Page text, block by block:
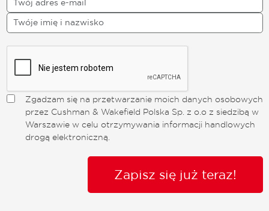
Zgadzam się na przetwarzanie moich danych osobowych
przez Cushman & Wakefield Polska Sp. z o.o z siedzibą w
Warszawie w celu otrzymywania informacji handlowych
drogą elektroniczną.
Zapisz się już teraz!